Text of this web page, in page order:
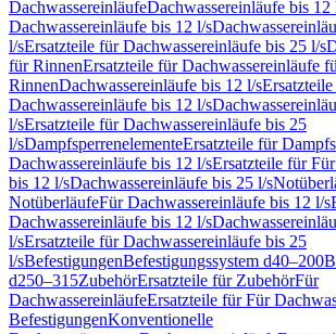
DachwassereinläufeDachwassereinläufe bis 12
Dachwassereinläufe bis 12 l/s
l/sErsatzteile für Dachwassereinläufe bis 25 l/s
für RinnenErsatzteile für Dachwassereinläufe
RinnenDachwassereinläufe bis 12 l/s
Dachwassereinläufe bis 12 l/s
l/sErsatzteile für Dachwassereinläufe bis 25
l/sDampfsperrenelementeErsatzteile für
Dachwassereinläufe bis 12 l/sErsatzteile für
bis 12 l/sDachwassereinläufe bis 25 l/s
NotüberläufeFür Dachwassereinläufe bis 12 l/s
Dachwassereinläufe bis 12 l/s
l/sErsatzteile für Dachwassereinläufe bis 25
l/sBefestigungenBefestigungssystem d40–200
d250–315ZubehörErsatzteile für ZubehörFür
DachwassereinläufeErsatzteile für Für
BefestigungenKonventionelle